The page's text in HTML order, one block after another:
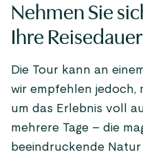
Nehmen Sie
Ihre Reisedauer
Die Tour kann an
wir empfehlen jedoch,
um das Erlebnis voll
mehrere Tage – die
beeindruckende